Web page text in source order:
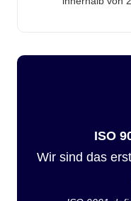
ISO
Wir sind das